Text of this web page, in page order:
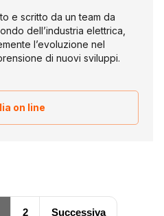
e scritto da un team da
dell’industria elettrica,
l’evoluzione nel
di nuovi sviluppi.
on line
2 Successiva